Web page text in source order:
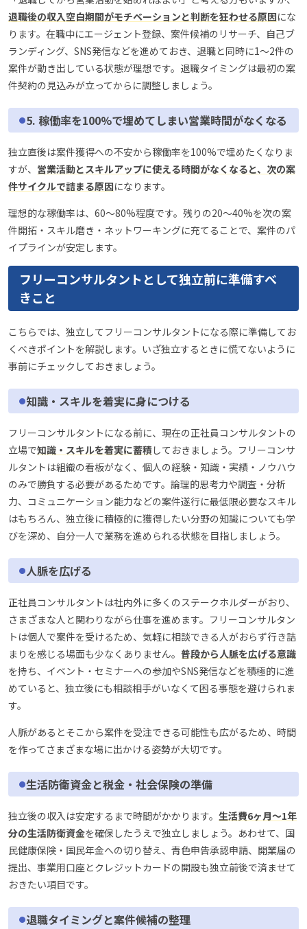
退職後の収入空白期間がモチベーションと判断を狂わせる原因にな
ります。在職中にエージェント登録、案件候補のリサーチ、自己ブ
ランディング、SNS発信などを進めておき、退職と同時に1〜2件の
案件が動き出している状態が理想です。退職タイミングは最初の案
件契約の見込みが立ってからに調整しましょう。
5. 稼働率を100%で埋めてしまい営業時間がなくなる
独立直後は案件獲得への不安から稼働率を100%で埋めたくなりま
すが、 営業活動とスキルアップに使える時間がなくなると、次の案
件サイクルで詰まる原因になります。
理想的な稼働率は、60〜80%程度です。残りの20〜40%を次の案
件開拓・スキル磨き・ネットワーキングに充てることで、案件のパ
イプラインが安定します。
フリーコンサルタントとして独立前に準備すべ
きこと
こちらでは、独立してフリーコンサルタントになる際に準備してお
くべきポイントを解説します。いざ独立するときに慌てないように
事前にチェックしておきましょう。
知識・スキルを着実に身につける
フリーコンサルタントになる前に、現在の正社員コンサルタントの
立場で知識・スキルを着実に蓄積しておきましょう。フリーコンサ
ルタントは組織の看板がなく、個人の経験・知識・実績・ノウハウ
のみで勝負する必要があるためです。論理的思考力や調査・分析
力、コミュニケーション能力などの案件遂行に最低限必要なスキル
はもちろん、独立後に積極的に獲得したい分野の知識についても学
びを深め、自分一人で業務を進められる状態を目指しましょう。
人脈を広げる
正社員コンサルタントは社内外に多くのステークホルダーがおり、
さまざまな人と関わりながら仕事を進めます。フリーコンサルタン
トは個人で案件を受けるため、気軽に相談できる人がおらず行き詰
まりを感じる場面も少なくありません。 普段から人脈を広げる意識
を持ち、イベント・セミナーへの参加やSNS発信などを積極的に進
めていると、独立後にも相談相手がいなくて困る事態を避けられま
す。
人脈があるとそこから案件を受注できる可能性も広がるため、時間
を作ってさまざまな場に出かける姿勢が大切です。
生活防衛資金と税金・社会保険の準備
独立後の収入は安定するまで時間がかかります。 生活費6ヶ月〜1年
分の生活防衛資金を確保したうえで独立しましょう。あわせて、国
民健康保険・国民年金への切り替え、青色申告承認申請、開業届の
提出、事業用口座とクレジットカードの開設も独立前後で済ませて
おきたい項目です。
退職タイミングと案件候補の整理